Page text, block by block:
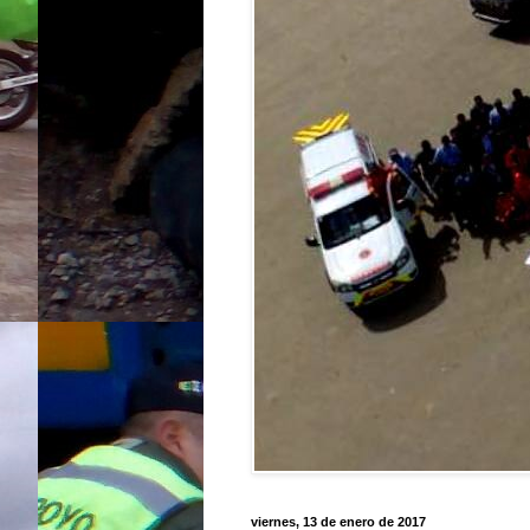
viernes, 13 de enero de 2017